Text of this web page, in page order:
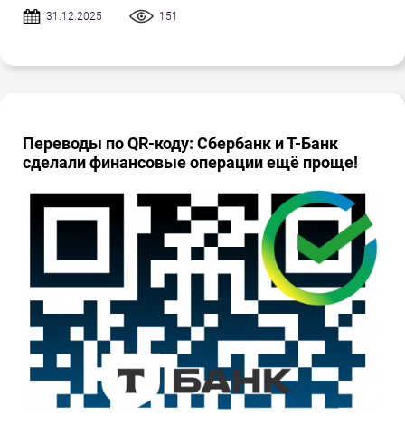
31.12.2025 151
Переводы по QR-коду: Сбербанк и Т-Банк
сделали финансовые операции ещё проще!